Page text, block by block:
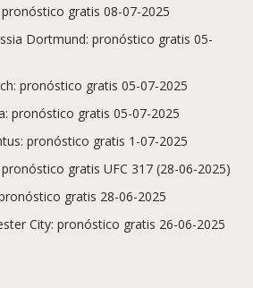
pronóstico gratis 08-07-2025
Dortmund: pronóstico gratis 05-
pronóstico gratis 05-07-2025
pronóstico gratis 05-07-2025
pronóstico gratis 1-07-2025
gratis UFC 317 (28-06-2025)
gratis 28-06-2025
City: pronóstico gratis 26-06-2025